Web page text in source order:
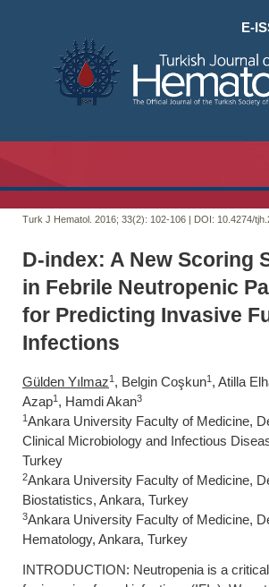
E-
Turk J Hematol. 2016; 33(2): 102-106 | DOI: 10.4274/
D-index: A New Scoring
in Febrile Neutropenic
for Predicting Invasive
Infections
Gülden Yılmaz1 , Belgin Coşkun1 , Atilla
Azap1 , Hamdi Akan3
1Ankara University Faculty of Medicine,
Clinical Microbiology and Infectious
Turkey
2Ankara University Faculty of Medicine,
Biostatistics, Ankara, Turkey
3Ankara University Faculty of Medicine,
Hematology, Ankara, Turkey
INTRODUCTION: Neutropenia is a